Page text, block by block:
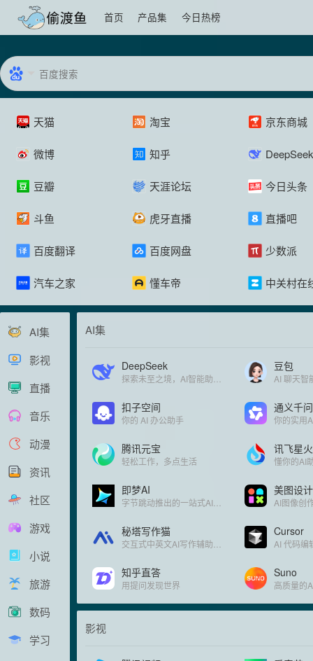
首页 产品集 今日热榜
天猫 淘宝 京东商城
微博 知乎 DeepSeek
豆瓣 天涯论坛 今日头条
斗鱼 虎牙直播 直播吧
百度翻译 百度网盘 少数派
汽车之家 懂车帝 中关村在
AI集
影视
直播
音乐
动漫
资讯
社区
游戏
小说
旅游
数码
学习
AI集
DeepSeek 豆包
AI 聊天智
扣子空间
你的 AI 办公助手
通义千问
你的实用
腾讯元宝
轻松工作，多点生活
讯飞星火
懂你的AI
即梦AI 美图设
AI图像创
秘塔写作猫 Cursor
知乎直答
用提问发现世界
Suno
高质量的
影视